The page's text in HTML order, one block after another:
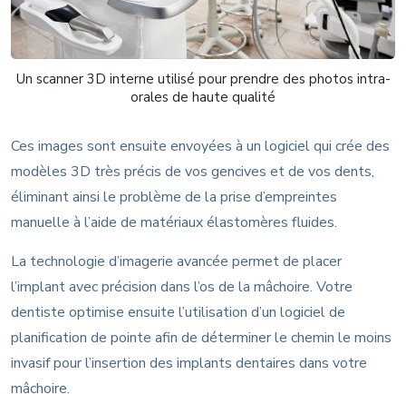
Un scanner 3D interne utilisé pour prendre des photos intra-
orales de haute qualité
Ces images sont ensuite envoyées à un logiciel qui crée des
modèles 3D très précis de vos gencives et de vos dents,
éliminant ainsi le problème de la prise d’empreintes
manuelle à l’aide de matériaux élastomères fluides.
La technologie d’imagerie avancée permet de placer
l’implant avec précision dans l’os de la mâchoire. Votre
dentiste optimise ensuite l’utilisation d’un logiciel de
planification de pointe afin de déterminer le chemin le moins
invasif pour l’insertion des implants dentaires dans votre
mâchoire.